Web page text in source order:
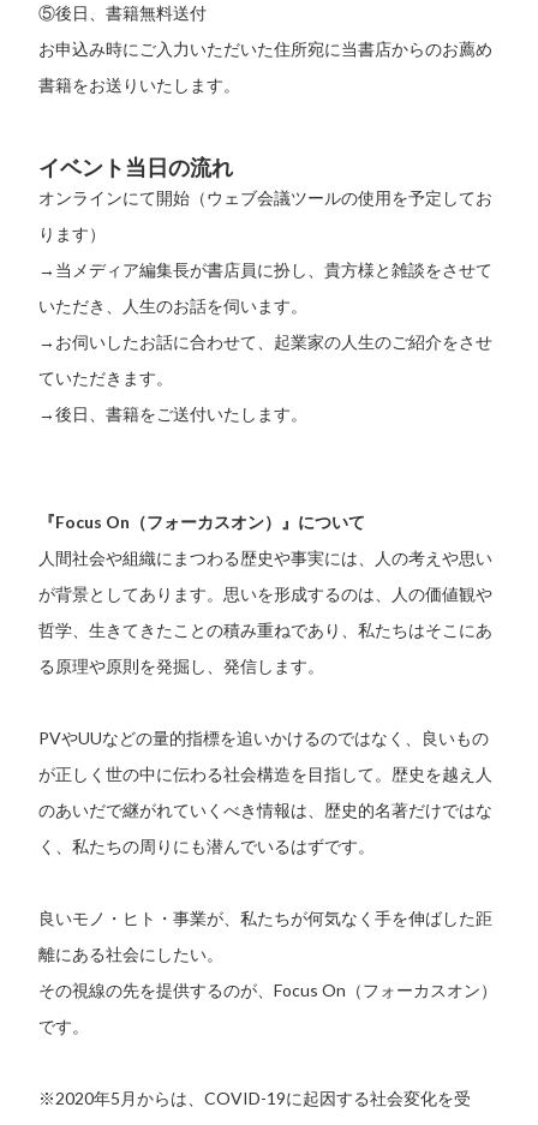
⑤後日、書籍無料送付
お申込み時にご入力いただいた住所宛に当書店からのお薦め
書籍をお送りいたします。
イベント当日の流れ
オンラインにて開始（ウェブ会議ツールの使用を予定してお
ります）
→当メディア編集長が書店員に扮し、貴方様と雑談をさせて
いただき、人生のお話を伺います。
→お伺いしたお話に合わせて、起業家の人生のご紹介をさせ
ていただきます。
→後日、書籍をご送付いたします。
『Focus On（フォーカスオン）』について
人間社会や組織にまつわる歴史や事実には、人の考えや思い
が背景としてあります。思いを形成するのは、人の価値観や
哲学、生きてきたことの積み重ねであり、私たちはそこにあ
る原理や原則を発掘し、発信します。
PVやUUなどの量的指標を追いかけるのではなく、良いもの
が正しく世の中に伝わる社会構造を目指して。歴史を越え人
のあいだで継がれていくべき情報は、歴史的名著だけではな
く、私たちの周りにも潜んでいるはずです。
良いモノ・ヒト・事業が、私たちが何気なく手を伸ばした距
離にある社会にしたい。
その視線の先を提供するのが、Focus On（フォーカスオン）
です。
※2020年5月からは、COVID-19に起因する社会変化を受